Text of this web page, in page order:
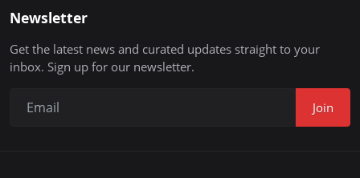
Newsletter
Get the latest news and curated updates straight to your
inbox. Sign up for our newsletter.
Join